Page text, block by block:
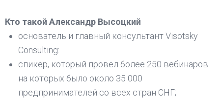
Кто такой Александр Высоцкий
основатель и главный консультант Visotsky
Consulting:
спикер, который провел более 250 вебинаров
на которых было около 35 000
предпринимателей со всех стран СНГ;